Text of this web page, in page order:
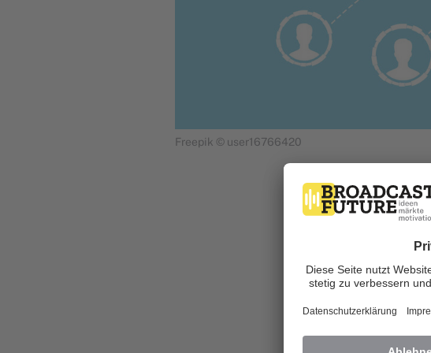
Freepik © user16766420
Von Nicola Kemp Apr.
Kunden halten
Für den